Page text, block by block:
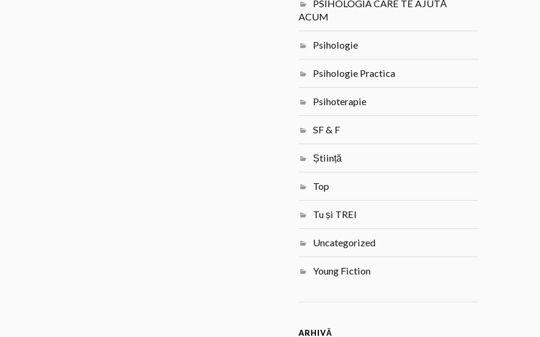
PSIHOLOGIA CARE TE AJUTĂ
ACUM
Psihologie
Psihologie Practica
Psihoterapie
SF & F
Știință
Top
Tu și TREI
Uncategorized
Young Fiction
ARHIVĂ